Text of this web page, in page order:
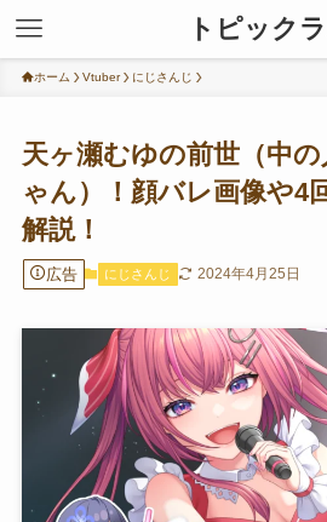
トピック
ホーム Vtuber にじさんじ
天ヶ瀬むゆの前世（中
ゃん）！顔バレ画像や4
解説！
広告 にじさんじ 2024年4月25日